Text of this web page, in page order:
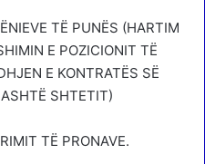
TË PUNËS (HARTIM
E POZICIONIT TË
E KONTRATËS SË
SHTETIT)
TË PRONAVE.